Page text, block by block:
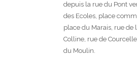
depuis la rue du Pont
des Ecoles, place
place du Marais, rue de
Colline, rue de
du Moulin.